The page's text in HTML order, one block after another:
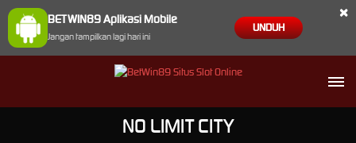
BETWIN89 Aplikasi Mobile
Jangan tampilkan lagi hari ini
UNDUH
×
NO LIMIT CITY